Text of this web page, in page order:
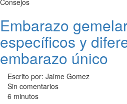
Consejos
Embarazo
específicos y
embarazo único
Escrito por: Jaime Gomez
Sin comentarios
6 minutos